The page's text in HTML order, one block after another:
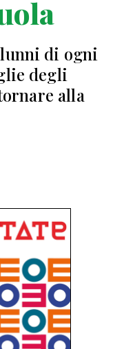
di ogni
degli
alla